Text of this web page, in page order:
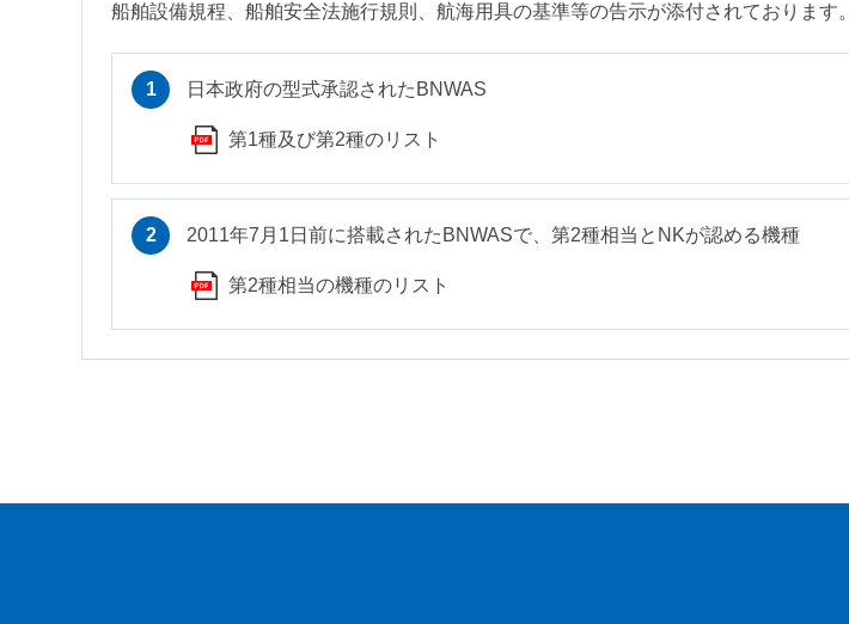
船舶設備規程、船舶安全法施行規則、航海用具の基準等の告示が添付されております。
日本政府の型式承認されたBNWAS
第1種及び第2種のリスト
2011年7月1日前に搭載されたBNWASで、第2種相当とNKが認める機種
第2種相当の機種のリスト